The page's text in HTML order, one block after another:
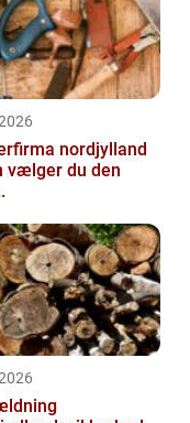
nordjylland
vælger du den